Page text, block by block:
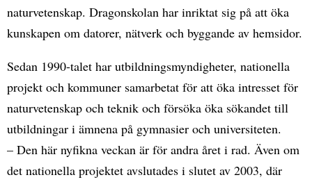
naturvetenskap. Dragonskolan har inriktat sig på att öka
kunskapen om datorer, nätverk och byggande av hemsidor.
Sedan 1990-talet har utbildningsmyndigheter, nationella
projekt och kommuner samarbetat för att öka intresset för
naturvetenskap och teknik och försöka öka sökandet till
utbildningar i ämnena på gymnasier och universiteten.
– Den här nyfikna veckan är för andra året i rad. Även om
det nationella projektet avslutades i slutet av 2003, där